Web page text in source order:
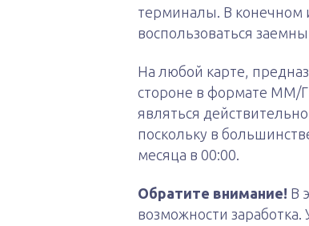
терминалы. В конечном
воспользоваться
На любой карте,
стороне в формате ММ/
являться
поскольку в
месяца в 00:00.
Обратите внимание! В
возможности